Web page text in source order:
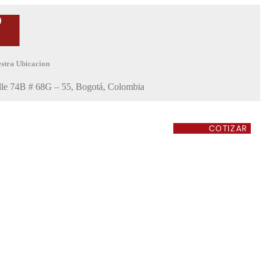
Ubicacion
74B # 68G – 55, Bogotá, Colombia
COTIZAR